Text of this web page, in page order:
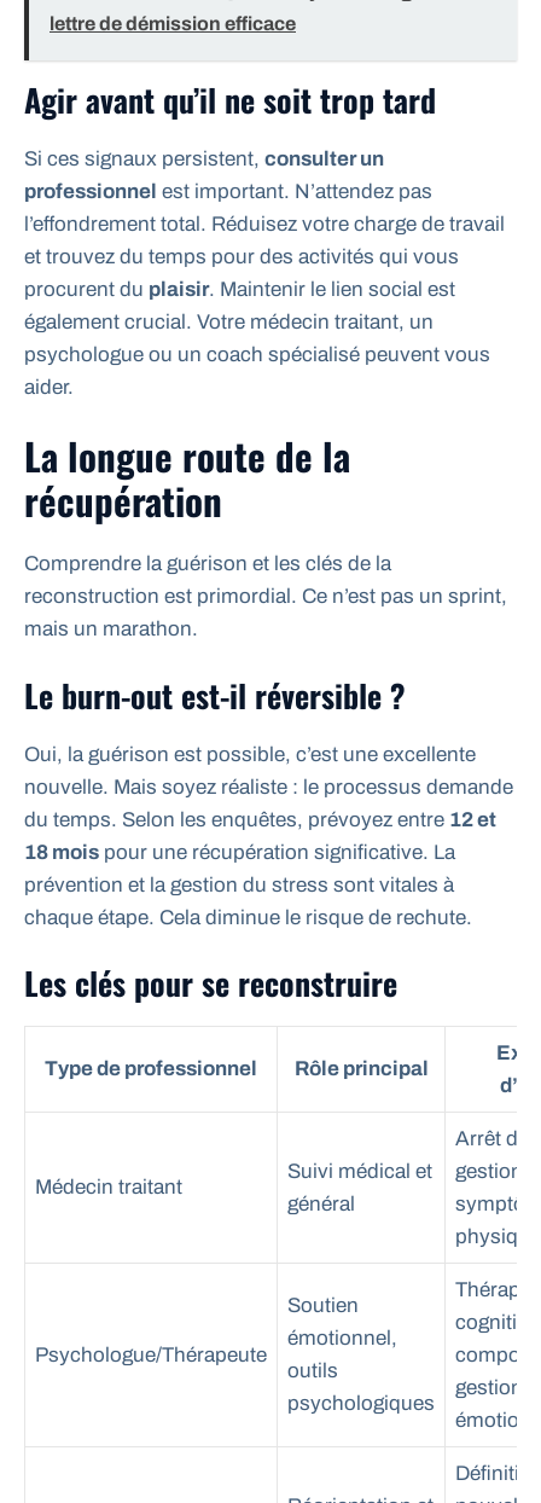
lettre de démission efficace
Agir avant qu’il ne soit trop tard
Si ces signaux persistent, consulter un
professionnel est important. N’attendez pas
l’effondrement total. Réduisez votre charge de travail
et trouvez du temps pour des activités qui vous
procurent du plaisir. Maintenir le lien social est
également crucial. Votre médecin traitant, un
psychologue ou un coach spécialisé peuvent vous
aider.
La longue route de la
récupération
Comprendre la guérison et les clés de la
reconstruction est primordial. Ce n’est pas un sprint,
mais un marathon.
Le burn-out est-il réversible ?
Oui, la guérison est possible, c’est une excellente
nouvelle. Mais soyez réaliste : le processus demande
du temps. Selon les enquêtes, prévoyez entre 12 et
18 mois pour une récupération significative. La
prévention et la gestion du stress sont vitales à
chaque étape. Cela diminue le risque de rechute.
Les clés pour se reconstruire
Type de professionnel Rôle principal
Médecin traitant
Suivi médical et
général
Arrêt de
gestion
Psychologue/Thérapeute
Soutien
émotionnel,
outils
psychologiques
gestion
émotions